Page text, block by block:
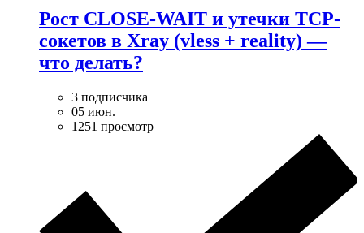
Рост CLOSE-WAIT и утечки TCP-
сокетов в Xray (vless + reality) —
что делать?
3 подписчика
05 июн.
1251 просмотр